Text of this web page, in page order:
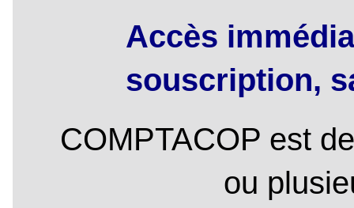
Accès
souscription,
COMPTACOP est
ou